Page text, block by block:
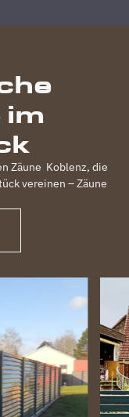
durchgeführt,
Einfahrtstor
und 2
Gartentüren,
waren
120m
Zaun in 3
Tagen
einfach
ist der
Zaun
perfekt
geworden
und die
Zäune Koblenz, die
vereinen – Zäune